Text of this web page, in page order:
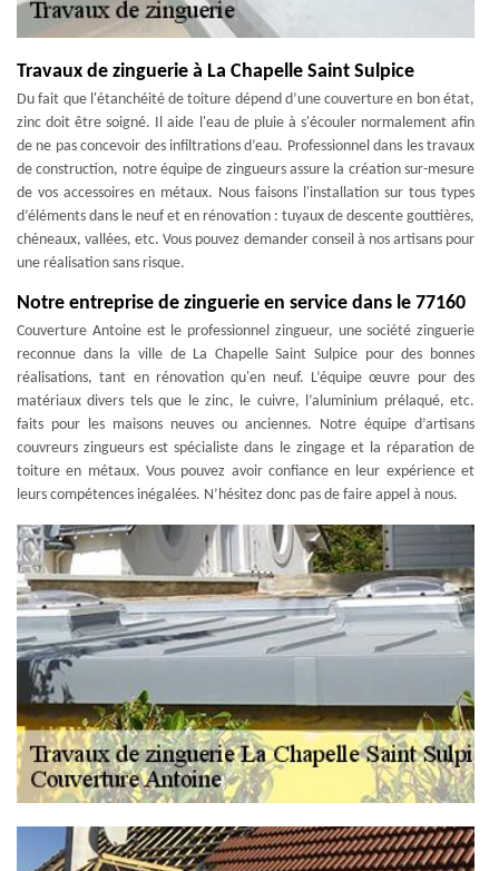
Travaux de zinguerie à La Chapelle Saint Sulpice
Du fait que l'étanchéité de toiture dépend d’une couverture en bon état,
zinc doit être soigné. Il aide l'eau de pluie à s'écouler normalement afin
de ne pas concevoir des infiltrations d’eau. Professionnel dans les travaux
de construction, notre équipe de zingueurs assure la création sur-mesure
de vos accessoires en métaux. Nous faisons l'installation sur tous types
d’éléments dans le neuf et en rénovation : tuyaux de descente gouttières,
chéneaux, vallées, etc. Vous pouvez demander conseil à nos artisans pour
une réalisation sans risque.
Notre entreprise de zinguerie en service dans le 77160
Couverture Antoine est le professionnel zingueur, une société zinguerie
reconnue dans la ville de La Chapelle Saint Sulpice pour des bonnes
réalisations, tant en rénovation qu'en neuf. L’équipe œuvre pour des
matériaux divers tels que le zinc, le cuivre, l’aluminium prélaqué, etc.
faits pour les maisons neuves ou anciennes. Notre équipe d’artisans
couvreurs zingueurs est spécialiste dans le zingage et la réparation de
toiture en métaux. Vous pouvez avoir confiance en leur expérience et
leurs compétences inégalées. N’hésitez donc pas de faire appel à nous.